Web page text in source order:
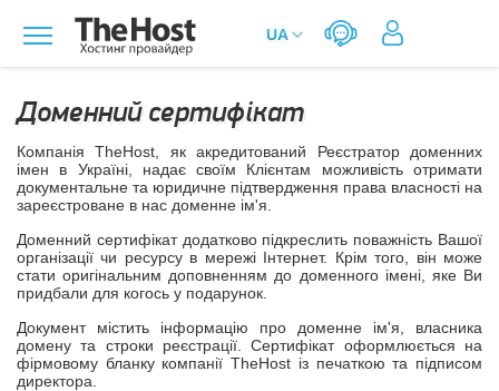
Доменний сертифікат
Компанія TheHost, як акредитований Реєстратор доменних
імен в Україні, надає своїм Клієнтам можливість отримати
документальне та юридичне підтвердження права власності на
зареєстроване в нас доменне ім'я.
Доменний сертифікат додатково підкреслить поважність Вашої
організації чи ресурсу в мережі Інтернет. Крім того, він може
стати оригінальним доповненням до доменного імені, яке Ви
придбали для когось у подарунок.
Документ містить інформацію про доменне ім'я, власника
домену та строки реєстрації. Сертифікат оформлюється на
фірмовому бланку компанії TheHost із печаткою та підписом
директора.